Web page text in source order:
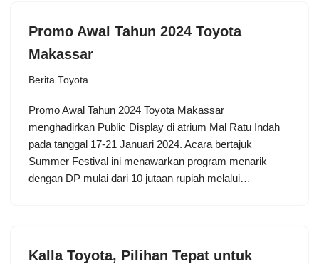
Promo Awal Tahun 2024 Toyota
Makassar
Berita Toyota
Promo Awal Tahun 2024 Toyota Makassar
menghadirkan Public Display di atrium Mal Ratu Indah
pada tanggal 17-21 Januari 2024. Acara bertajuk
Summer Festival ini menawarkan program menarik
dengan DP mulai dari 10 jutaan rupiah melalui…
Kalla Toyota, Pilihan Tepat untuk